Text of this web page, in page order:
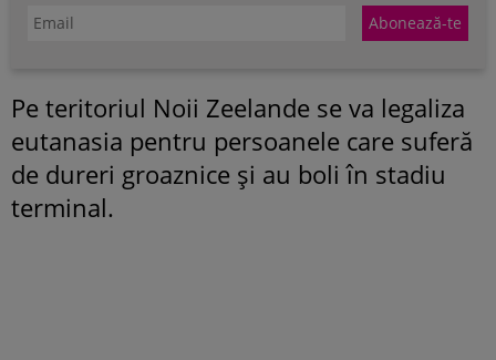
Pe teritoriul Noii Zeelande se va legaliza
eutanasia pentru persoanele care suferă
de dureri groaznice și au boli în stadiu
terminal.